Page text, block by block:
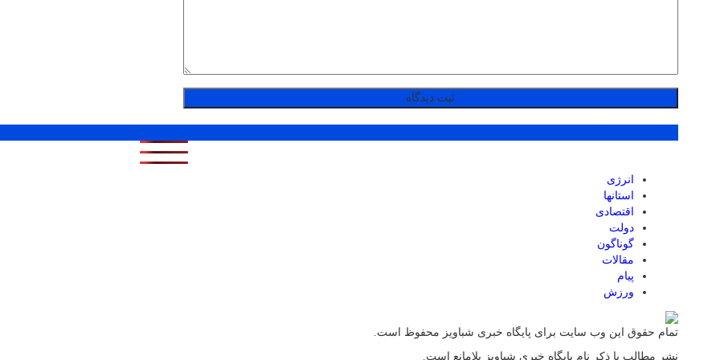
انرژی
استانها
اقتصادی
دولت
گوناگون
مقالات
پیام
ورزش
تمام حقوق این وب سایت برای پایگاه خبری شباویز محفوظ است.
نشر مطالب با ذکر نام پایگاه خبری شباویز بلامانع است.